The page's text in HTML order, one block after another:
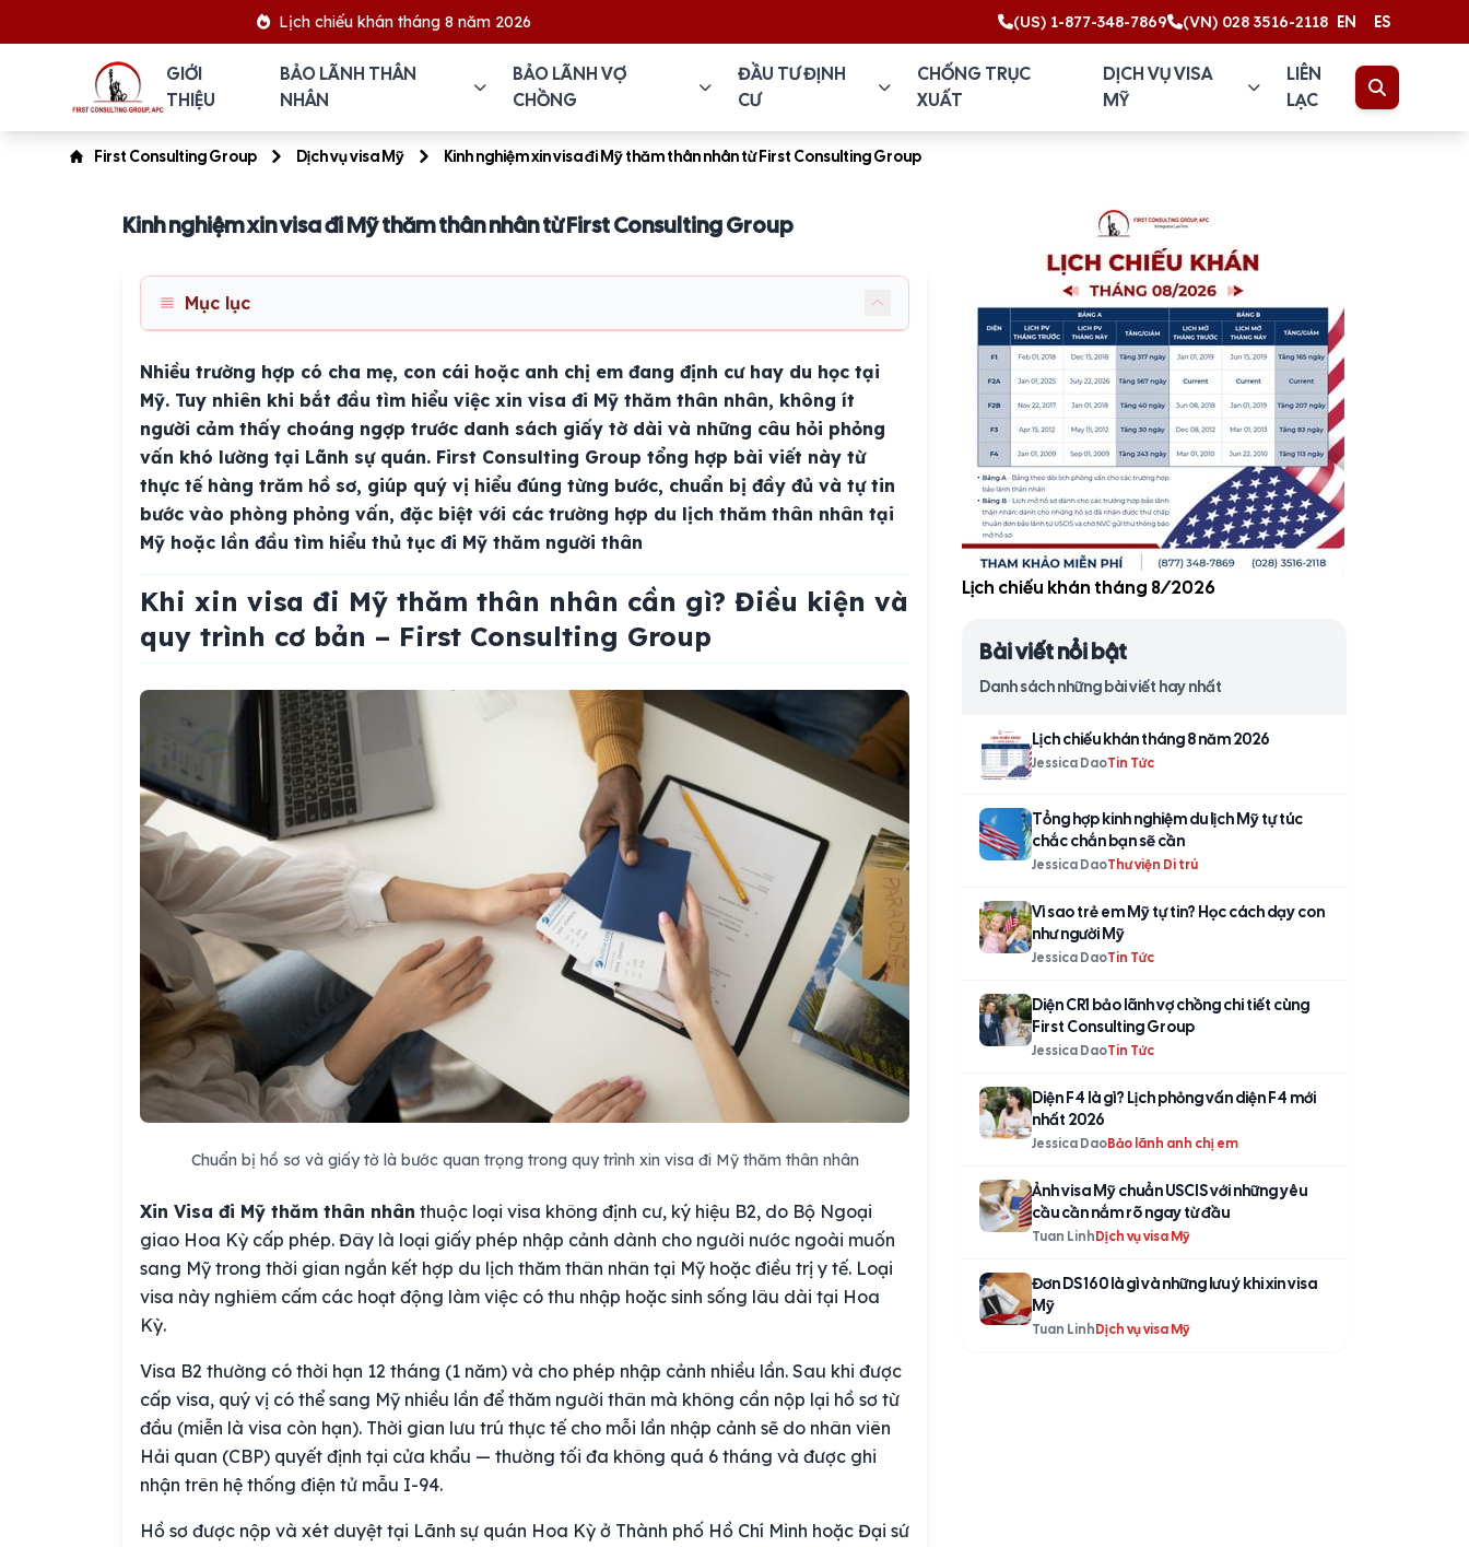
Lịch chiếu khán tháng 8 năm 2026 (US) 1-877-348-7869 (VN) 028 3516-2118 EN ES
GIỚI
THIỆU
BẢO LÃNH THÂN
NHÂN
BẢO LÃNH VỢ
CHỒNG
ĐẦU TƯ ĐỊNH
CƯ
CHỐNG TRỤC
XUẤT
DỊCH VỤ VISA
MỸ
LIÊN
LẠC
First Consulting Group Dịch vụ visa Mỹ Kinh nghiệm xin visa đi Mỹ thăm thân nhân từ First Consulting Group
Kinh nghiệm xin visa đi Mỹ thăm thân nhân từ First Consulting Group
Mục lục
Nhiều trường hợp có cha mẹ, con cái hoặc anh chị em đang định cư hay du học tại
Mỹ. Tuy nhiên khi bắt đầu tìm hiểu việc xin visa đi Mỹ thăm thân nhân, không ít
người cảm thấy choáng ngợp trước danh sách giấy tờ dài và những câu hỏi phỏng
vấn khó lường tại Lãnh sự quán. First Consulting Group tổng hợp bài viết này từ
thực tế hàng trăm hồ sơ, giúp quý vị hiểu đúng từng bước, chuẩn bị đầy đủ và tự tin
bước vào phòng phỏng vấn, đặc biệt với các trường hợp du lịch thăm thân nhân tại
Mỹ hoặc lần đầu tìm hiểu thủ tục đi Mỹ thăm người thân
Khi xin visa đi Mỹ thăm thân nhân cần gì? Điều kiện và
quy trình cơ bản – First Consulting Group
Chuẩn bị hồ sơ và giấy tờ là bước quan trọng trong quy trình xin visa đi Mỹ thăm thân nhân
Xin Visa đi Mỹ thăm thân nhân thuộc loại visa không định cư, ký hiệu B2, do Bộ Ngoại
giao Hoa Kỳ cấp phép. Đây là loại giấy phép nhập cảnh dành cho người nước ngoài muốn
sang Mỹ trong thời gian ngắn kết hợp du lịch thăm thân nhân tại Mỹ hoặc điều trị y tế. Loại
visa này nghiêm cấm các hoạt động làm việc có thu nhập hoặc sinh sống lâu dài tại Hoa
Kỳ.
Visa B2 thường có thời hạn 12 tháng (1 năm) và cho phép nhập cảnh nhiều lần. Sau khi được
cấp visa, quý vị có thể sang Mỹ nhiều lần để thăm người thân mà không cần nộp lại hồ sơ từ
đầu (miễn là visa còn hạn). Thời gian lưu trú thực tế cho mỗi lần nhập cảnh sẽ do nhân viên
Hải quan (CBP) quyết định tại cửa khẩu — thường tối đa không quá 6 tháng và được ghi
nhận trên hệ thống điện tử mẫu I-94.
Hồ sơ được nộp và xét duyệt tại Lãnh sự quán Hoa Kỳ ở Thành phố Hồ Chí Minh hoặc Đại sứ
Lịch chiếu khán tháng 8/2026
Bài viết nổi bật
Danh sách những bài viết hay nhất
Lịch chiếu khán tháng 8 năm 2026
Jessica DaoTin Tức
Tổng hợp kinh nghiệm du lịch Mỹ tự túc
chắc chắn bạn sẽ cần
Jessica DaoThư viện Di trú
Vì sao trẻ em Mỹ tự tin? Học cách dạy con
như người Mỹ
Jessica DaoTin Tức
Diện CR1 bảo lãnh vợ chồng chi tiết cùng
First Consulting Group
Jessica DaoTin Tức
Diện F4 là gì? Lịch phỏng vấn diện F4 mới
nhất 2026
Jessica DaoBảo lãnh anh chị em
Ảnh visa Mỹ chuẩn USCIS với những yêu
cầu cần nắm rõ ngay từ đầu
Tuan LinhDịch vụ visa Mỹ
Đơn DS 160 là gì và những lưu ý khi xin visa
Mỹ
Tuan LinhDịch vụ visa Mỹ